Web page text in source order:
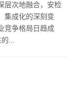
层次地融合，安检
集成化的深刻变
竞争格局日趋成
...